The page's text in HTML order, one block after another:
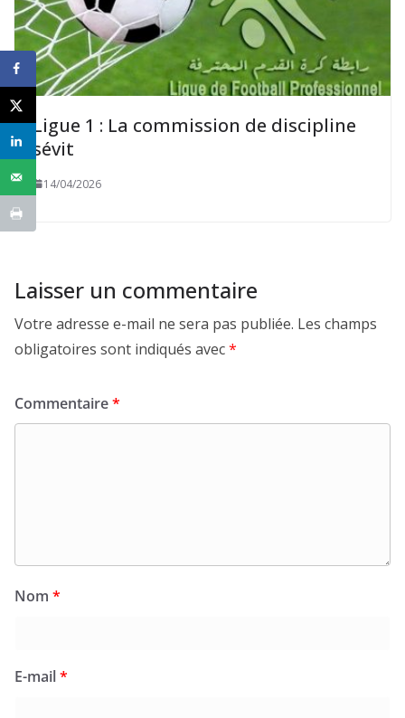
Ligue 1 : La commission de discipline
sévit
14/04/2026
Laisser un commentaire
Votre adresse e-mail ne sera pas publiée. Les champs
obligatoires sont indiqués avec*
Commentaire*
Nom *
E-mail*